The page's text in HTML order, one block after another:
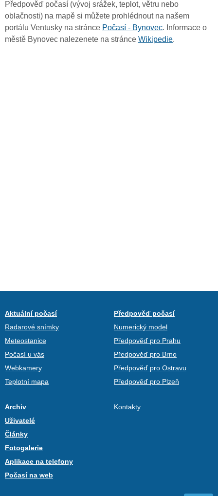
Předpověď počasí (vývoj srážek, teplot, větru nebo
oblačnosti) na mapě si můžete prohlédnout na našem
portálu Ventusky na stránce Počasí - Bynovec. Informace o
městě Bynovec nalezenete na stránce Wikipedie.
Aktuální počasí
Radarové snímky
Meteostanice
Počasí u vás
Webkamery
Teplotní mapa
Předpověď počasí
Numerický model
Předpověď pro Prahu
Předpověď pro Brno
Předpověď pro Ostravu
Předpověď pro Plzeň
Archiv
Uživatelé
Články
Fotogalerie
Aplikace na telefony
Počasí na web
Kontakty